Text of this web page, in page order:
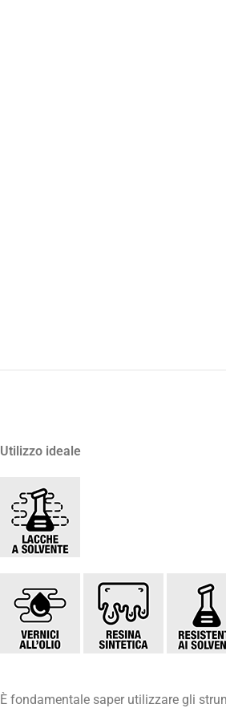
Utilizzo ideale
È fondamentale saper utilizzare gli